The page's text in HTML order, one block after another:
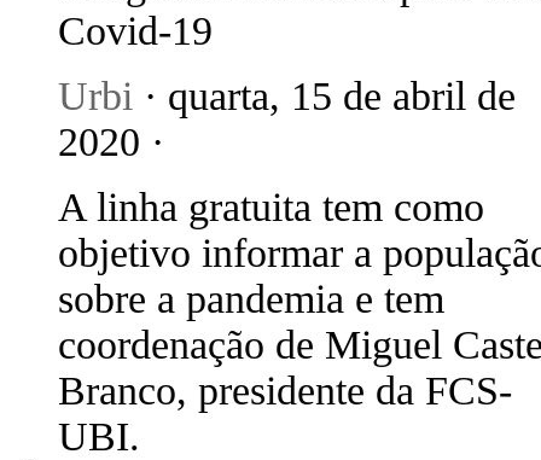
Covid-19
Urbi · quarta, 15 de abril de
2020 ·
A linha gratuita tem como
objetivo informar a
sobre a pandemia e tem
coordenação de Miguel
Branco, presidente da FCS-
UBI.